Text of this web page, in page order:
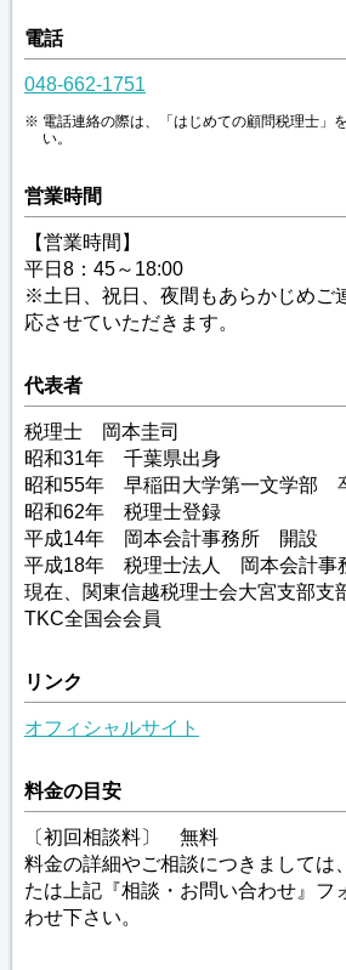
電話
048-662-1751
電話連絡の際は、「はじめての顧問税理士」
い。
営業時間
【営業時間】
平日8：45～18:00
※土日、祝日、夜間もあらかじめご
応させていただきます。
代表者
税理士 岡本圭司
昭和31年 千葉県出身
昭和55年 早稲田大学第一文学部
昭和62年 税理士登録
平成14年 岡本会計事務所 開
平成18年 税理士法人 岡本会計
現在、関東信越税理士会大宮支部支
TKC全国会会員
リンク
オフィシャルサイト
料金の目安
〔初回相談料〕 無料
料金の詳細やご相談につきましては
たは上記『相談・お問い合わせ』フ
わせ下さい。